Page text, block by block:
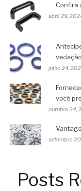
Confira
abril 29,
julho 24,
você
outubro 24,
setembro
Posts